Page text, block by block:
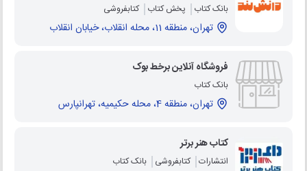
بانک کتاب پخش کتاب کتابفروشی
تهران، منطقه 11، محله انقلاب، خیابان انقلاب
فروشگاه آنلاین برخط بوک
بانک کتاب
تهران، منطقه 4، محله حکیمیه، تهرانپارس
کتاب هنر برتر
انتشارات کتابفروشی بانک کتاب